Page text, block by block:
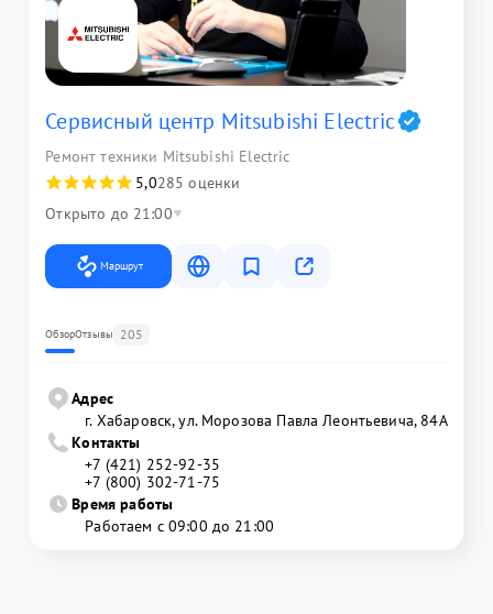
Сервисный центр Mitsubishi Electric
Ремонт техники Mitsubishi Electric
5,0285 оценки
Открыто до 21:00
Маршрут
ОбзорОтзывы 205
Адрес
г. Хабаровск, ул. Морозова Павла Леонтьевича, 84А
Контакты
+7 (421) 252-92-35
+7 (800) 302-71-75
Время работы
Работаем с 09:00 до 21:00